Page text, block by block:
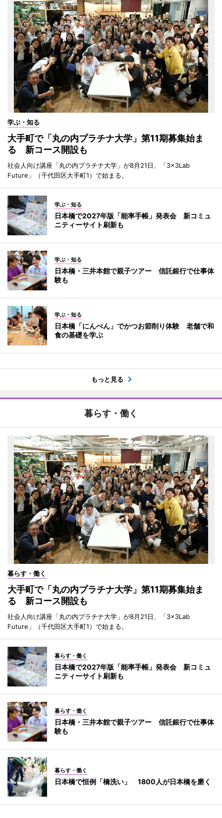
学ぶ・知る
大手町で「丸の内プラチナ大学」第11期募集始ま
る 新コース開設も
社会人向け講座「丸の内プラチナ大学」が8月21日、「3×3Lab
Future」（千代田区大手町1）で始まる。
学ぶ・知る
日本橋で2027年版「能率手帳」発表会 新コミュ
ニティーサイト刷新も
学ぶ・知る
日本橋・三井本館で親子ツアー 信託銀行で仕事体
験も
学ぶ・知る
日本橋「にんべん」でかつお節削り体験 老舗で和
食の基礎を学ぶ
もっと見る
暮らす・働く
暮らす・働く
大手町で「丸の内プラチナ大学」第11期募集始ま
る 新コース開設も
社会人向け講座「丸の内プラチナ大学」が8月21日、「3×3Lab
Future」（千代田区大手町1）で始まる。
暮らす・働く
日本橋で2027年版「能率手帳」発表会 新コミュ
ニティーサイト刷新も
暮らす・働く
日本橋・三井本館で親子ツアー 信託銀行で仕事体
験も
暮らす・働く
日本橋で恒例「橋洗い」 1800人が日本橋を磨く